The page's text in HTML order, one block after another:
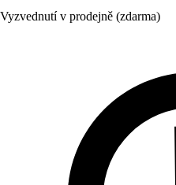
Vyzvednutí v prodejně (zdarma)